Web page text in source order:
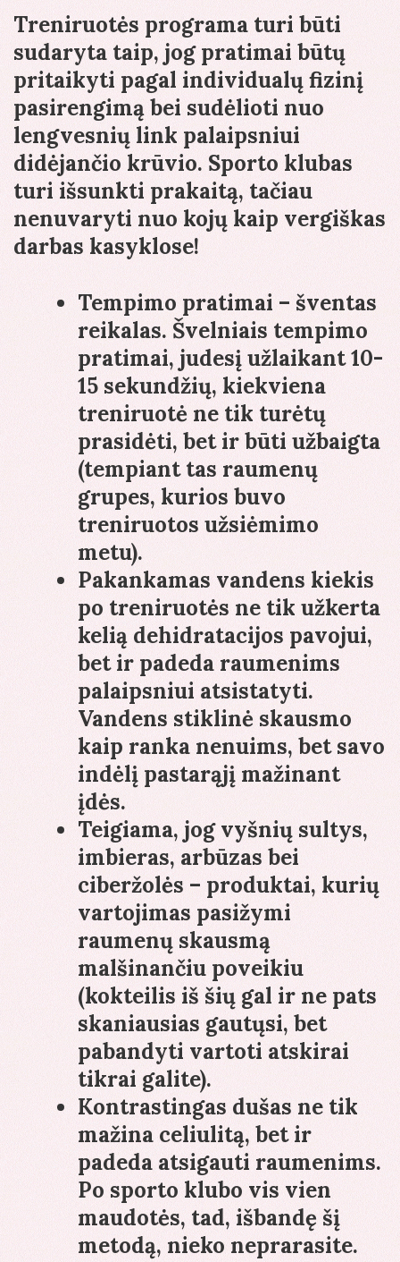
Treniruotės programa turi būti
sudaryta taip, jog pratimai būtų
pritaikyti pagal individualų fizinį
pasirengimą bei sudėlioti nuo
lengvesnių link palaipsniui
didėjančio krūvio. Sporto klubas
turi išsunkti prakaitą, tačiau
nenuvaryti nuo kojų kaip vergiškas
darbas kasyklose!
Tempimo pratimai – šventas
reikalas. Švelniais tempimo
pratimai, judesį užlaikant 10-
15 sekundžių, kiekviena
treniruotė ne tik turėtų
prasidėti, bet ir būti užbaigta
(tempiant tas raumenų
grupes, kurios buvo
treniruotos užsiėmimo
metu).
Pakankamas vandens kiekis
po treniruotės ne tik užkerta
kelią dehidratacijos pavojui,
bet ir padeda raumenims
palaipsniui atsistatyti.
Vandens stiklinė skausmo
kaip ranka nenuims, bet savo
indėlį pastarąjį mažinant
įdės.
Teigiama, jog vyšnių sultys,
imbieras, arbūzas bei
ciberžolės – produktai, kurių
vartojimas pasižymi
raumenų skausmą
malšinančiu poveikiu
(kokteilis iš šių gal ir ne pats
skaniausias gautųsi, bet
pabandyti vartoti atskirai
tikrai galite).
Kontrastingas dušas ne tik
mažina celiulitą, bet ir
padeda atsigauti raumenims.
Po sporto klubo vis vien
maudotės, tad, išbandę šį
metodą, nieko neprarasite.